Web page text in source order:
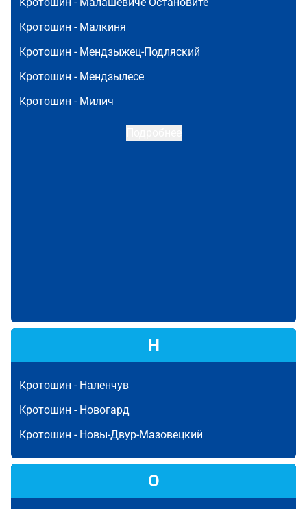
Кротошин - Малкиня
Кротошин - Мендзыжец-Подляский
Кротошин - Мендзылесе
Кротошин - Милич
Н
Кротошин - Наленчув
Кротошин - Новогард
Кротошин - Новы-Двур-Мазовецкий
О